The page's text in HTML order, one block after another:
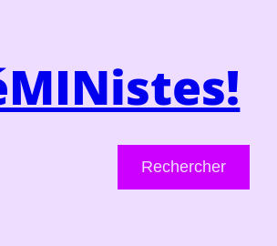
Rechercher
Rechercher